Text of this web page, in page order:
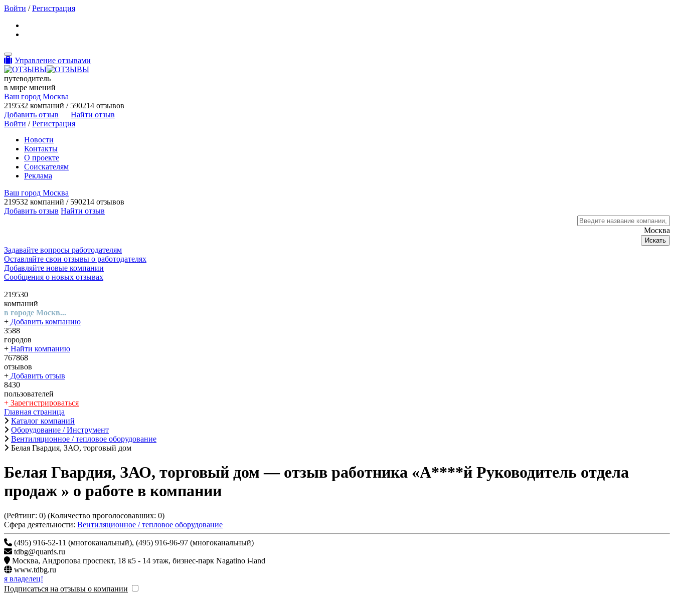
Войти /Регистрация
Toggle navigation
Управление отзывами
путеводитель
в мире мнений
Ваш город Москва
219532 компаний / 590214 отзывов
Добавить отзыв
Найти отзыв
Войти /Регистрация
Новости
Контакты
О проекте
Соискателям
Реклама
Ваш город Москва
219532 компаний / 590214 отзывов
Добавить отзыв Найти отзыв
Москва
Искать
Задавайте вопросы работодателям
Оставляйте свои отзывы о работодателях
Добавляйте новые компании
Сообщения о новых отзывах
219530
компаний
в городе Москв...
+ Добавить компанию
3588
городов
+ Найти компанию
767868
отзывов
+ Добавить отзыв
8430
пользователей
+ Зарегистрироваться
Главная страница
Каталог компаний
Оборудование / Инструмент
Вентиляционное / тепловое оборудование
Белая Гвардия, ЗАО, торговый дом
Белая Гвардия, ЗАО, торговый дом — отзыв работника «А****й Руководитель отдела
продаж » о работе в компании
(Рейтинг: 0) (Количество проголосовавших: 0)
Сфера деятельности: Вентиляционное / тепловое оборудование
(495) 916-52-11 (многоканальный), (495) 916-96-97 (многоканальный)
tdbg@quards.ru
Москва,
Андропова проспект, 18 к5 - 14 этаж, бизнес-парк Nagatino i-land
www.tdbg.ru
я владелец!
Подписаться на отзывы о компании